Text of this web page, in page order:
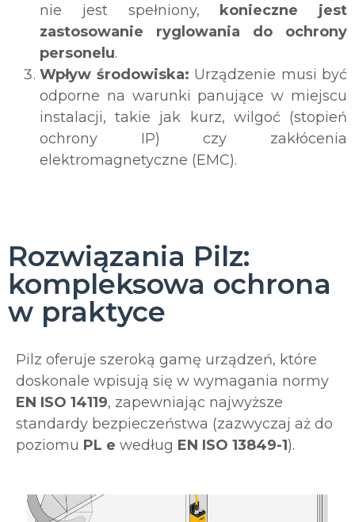
nie jest spełniony, konieczne jest
zastosowanie ryglowania do ochrony
personelu.
Wpływ środowiska: Urządzenie musi być
odporne na warunki panujące w miejscu
instalacji, takie jak kurz, wilgoć (stopień
ochrony IP) czy zakłócenia
elektromagnetyczne (EMC).
Rozwiązania Pilz:
kompleksowa ochrona
w praktyce
Pilz oferuje szeroką gamę urządzeń, które
doskonale wpisują się w wymagania normy
EN ISO 14119, zapewniając najwyższe
standardy bezpieczeństwa (zazwyczaj aż do
poziomu PL e według EN ISO 13849-1).